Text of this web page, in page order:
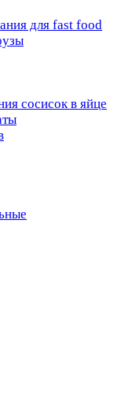
для fast food
сосисок в яйце